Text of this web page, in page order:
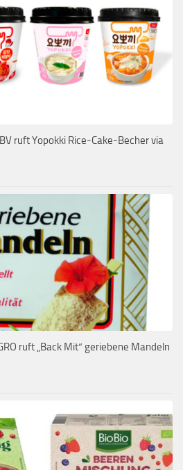
ruft Yopokki Rice-Cake-Becher via
ruft „Back Mit“ geriebene Mandeln